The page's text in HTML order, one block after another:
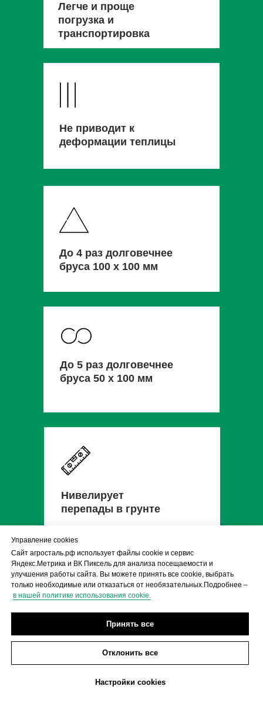
Легче и проще
погрузка и
транспортировка
До 4 раз долговечнее
бруса 100 х 100 мм
Нивелирует
перепады в грунте
Не приводит к
деформации теплицы
До 5 раз долговечнее
бруса 50 х 100 мм
Можно поднять
теплицу на 10 - 20 см
Управление cookies
Сайт агросталь.рф использует файлы cookie и сервис
Яндекс.Метрика и ВК Пиксель для анализа посещаемости и
улучшения работы сайта. Вы можете принять все cookie, выбрать
только необходимые или отказаться от необязательных.Подробнее –
в нашей политике использования cookie.
Принять все
Отклонить все
Настройки cookies